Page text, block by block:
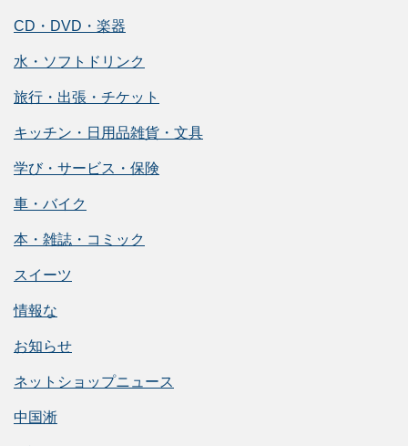
CD・DVD・楽器
水・ソフトドリンク
旅行・出張・チケット
キッチン・日用品雑貨・文具
学び・サービス・保険
車・バイク
本・雑誌・コミック
スイーツ
情報な
お知らせ
ネットショップニュース
中国淅